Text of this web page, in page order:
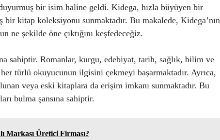
bir isim haline geldi. Kidega, hızla büyüyen bir
kitap koleksiyonu sunmaktadır. Bu makalede, Kidega’nın
ne şekilde öne çıktığını keşfedeceğiz.
sahiptir. Romanlar, kurgu, edebiyat, tarih, sağlık, bilim ve
türlü okuyucunun ilgisini çekmeyi başarmaktadır. Ayrıca,
veya eski kitaplara da erişim imkanı sunmaktadır. Bu
bulma şansına sahiptir.
Markası Üretici Firması?